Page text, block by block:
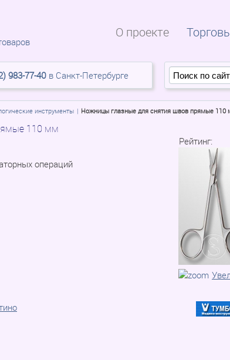
О проекте
983-77-40 в Санкт-Петербурге
инструменты Ножницы глазные для снятия швов прямые 110
110 мм
Рейтинг:
операций